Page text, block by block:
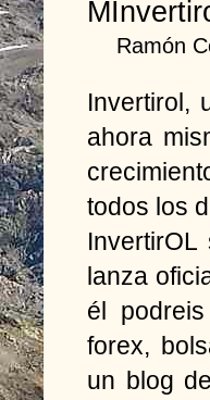
Ramón
Invertirol,
ahora
todos los
lanza
él
forex,
un blog